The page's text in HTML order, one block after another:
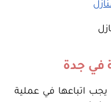
في جدة
اتباعها في عملية